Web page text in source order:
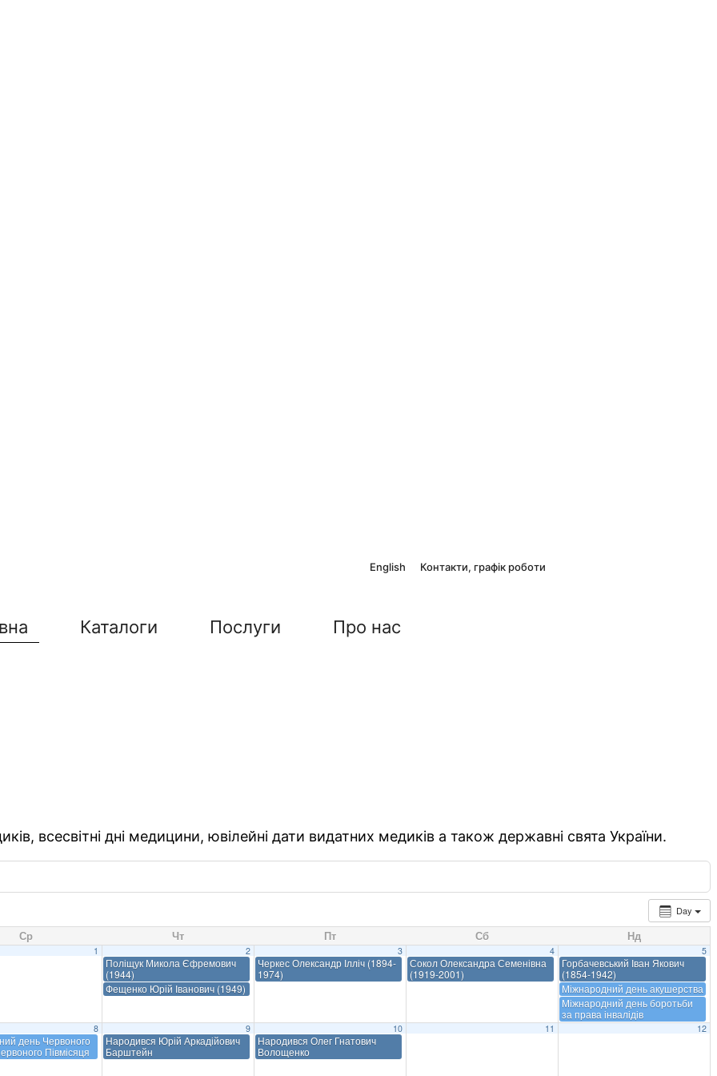
English Контакти, графік роботи
Каталоги Послуги Про нас
всесвітні дні медицини, ювілейні дати видатних медиків а також державні свята України.
Day
Ср Чт Пт Сб Нд
1 2
Поліщук Микола Єфремович
(1944)
Фещенко Юрій Іванович (1949)
3
Черкес Олександр Ілліч (1894-
1974)
4
Сокол Олександра Семенівна
(1919-2001)
5
Горбачевський Іван Якович
(1854-1942)
Міжнародний день акушерства
Міжнародний день боротьби
за права інвалідів
8
день Червоного
Півмісяця
9
Народився Юрій Аркадійович
Барштейн
10
Народився Олег Гнатович
Волощенко
11 12